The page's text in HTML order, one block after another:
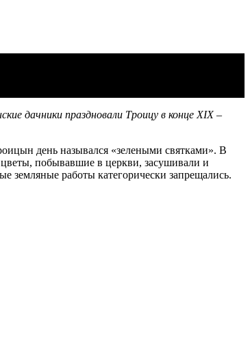
дачники праздновали Троицу в конце XIX–
день назывался «зелеными святками». В
побывавшие в церкви, засушивали и
земляные работы категорически запрещались.